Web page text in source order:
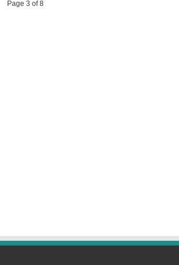
Page 3 of 8